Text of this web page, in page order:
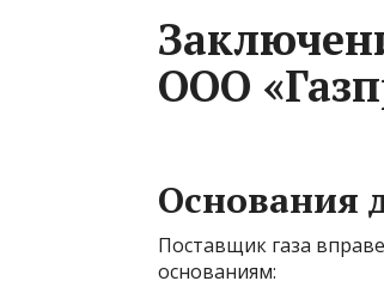
ООО
Основания
Поставщик газа
основаниям: